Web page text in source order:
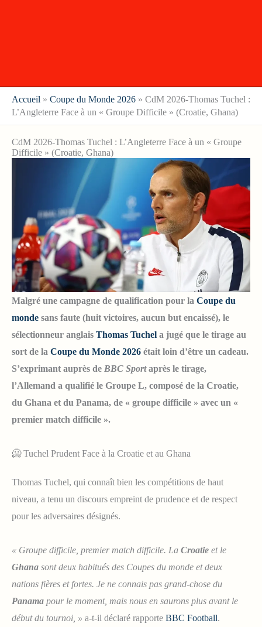
Accueil » Coupe du Monde 2026 » CdM 2026-Thomas Tuchel :
L’Angleterre Face à un « Groupe Difficile » (Croatie, Ghana)
CdM 2026-Thomas Tuchel : L’Angleterre Face à un « Groupe
Difficile » (Croatie, Ghana)
Malgré une campagne de qualification pour la Coupe du
monde sans faute (huit victoires, aucun but encaissé), le
sélectionneur anglais Thomas Tuchel a jugé que le tirage au
sort de la Coupe du Monde 2026 était loin d’être un cadeau.
S’exprimant auprès de BBC Sportaprès le tirage,
l’Allemand a qualifié le Groupe L, composé de la Croatie,
du Ghana et du Panama, de « groupe difficile » avec un «
premier match difficile ».
🥶 Tuchel Prudent Face à la Croatie et au Ghana
Thomas Tuchel, qui connaît bien les compétitions de haut
niveau, a tenu un discours empreint de prudence et de respect
pour les adversaires désignés.
« Groupe difficile, premier match difficile. La Croatie et le
Ghana sont deux habitués des Coupes du monde et deux
nations fières et fortes. Je ne connais pas grand-chose du
Panama pour le moment, mais nous en saurons plus avant le
début du tournoi, » a-t-il déclaré rapporte BBC Football.